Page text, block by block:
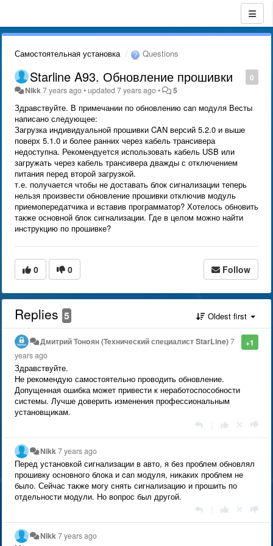
Самостоятельная установка Questions
0
Starline A93. Обновление прошивки
Nikk7 years ago•updated7 years ago• 5
Здравствуйте. В примечании по обновлению can модуля Весты
написано следующее:
Загрузка индивидуальной прошивки CAN версий 5.2.0 и выше
поверх 5.1.0 и более ранних через кабель трансивера
недоступна. Рекомендуется использовать кабель USB или
загружать через кабель трансивера дважды с отключением
питания перед второй загрузкой.
т.е. получается чтобы не доставать блок сигнализации теперь
нельзя произвести обновление прошивки отключив модуль
приемопередатчика и вставив программатор? Хотелось обновить
также основной блок сигнализации. Где в целом можно найти
инструкцию по прошивке?
0 0 Follow
Replies 5 Oldest first
+1
Дмитрий Тонoян (Технический специалист StarLine)7
years ago
Здравствуйте.
Не рекомендую самостоятельно проводить обновление.
Допущенная ошибка может привести к неработоспособности
системы. Лучше доверить изменения профессиональным
установщикам.
Nikk7 years ago
Перед установкой сигнализации в авто, я без проблем обновлял
прошивку основного блока и can модуля, никаких проблем не
было. Сейчас также могу снять сигнализацию и прошить по
отдельности модули. Но вопрос был другой.
Nikk7 years ago